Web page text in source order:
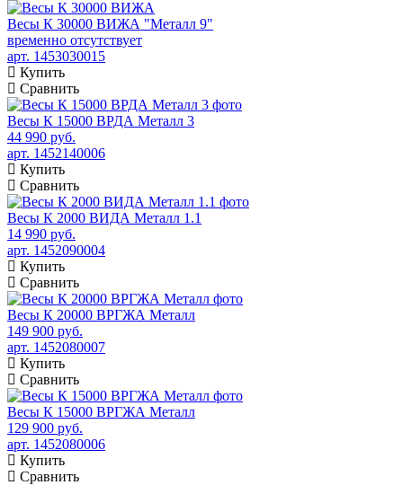
Весы К 30000 ВИЖА "Металл 9"
временно отсутствует
арт. 1453030015
Купить
Сравнить
Весы К 15000 ВРДА Металл 3
44 990 руб.
арт. 1452140006
Купить
Сравнить
Весы К 2000 ВИДА Металл 1.1
14 990 руб.
арт. 1452090004
Купить
Сравнить
Весы К 20000 ВРГЖА Металл
149 900 руб.
арт. 1452080007
Купить
Сравнить
Весы К 15000 ВРГЖА Металл
129 900 руб.
арт. 1452080006
Купить
Сравнить